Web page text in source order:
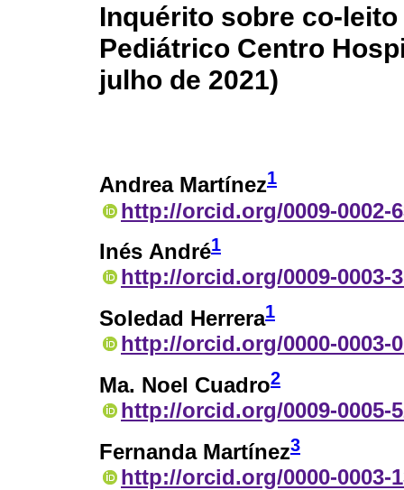
Inquérito sobre co-
Pediátrico Centro
julho de 2021)
Andrea Martínez1
http://orcid.org/0009-0002-
Inés André1
http://orcid.org/0009-0003-
Soledad Herrera1
http://orcid.org/0000-0003-
Ma. Noel Cuadro2
http://orcid.org/0009-0005-
Fernanda Martínez3
http://orcid.org/0000-0003-